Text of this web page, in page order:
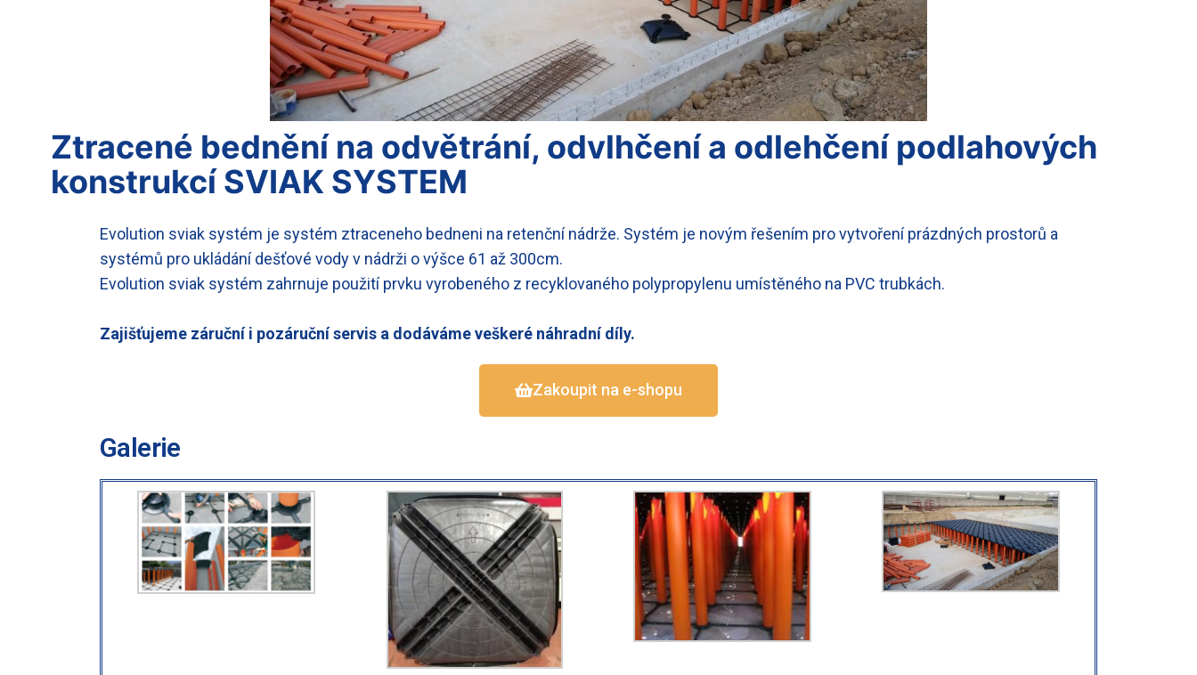
Ztracené bednění na odvětrání, odvlhčení a odlehčení podlahových
konstrukcí SVIAK SYSTEM
Evolution sviak systém je systém ztraceneho bedneni na retenční nádrže. Systém je novým řešením pro vytvoření prázdných prostorů a
systémů pro ukládání dešťové vody v nádrži o výšce 61 až 300cm.
Evolution sviak systém zahrnuje použití prvku vyrobeného z recyklovaného polypropylenu umístěného na PVC trubkách.
Zajišťujeme záruční i pozáruční servis a dodáváme veškeré náhradní díly.
Zakoupit na e-shopu
Galerie